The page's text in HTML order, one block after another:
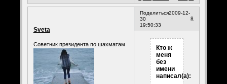
Поделиться
8
2009-12-
30
19:50:33
Sveta
Советник президента по шахматам
Кто ж
меня
без
имени
написал(а):